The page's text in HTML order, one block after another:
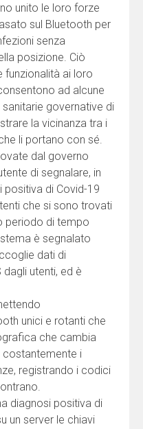
unito le loro forze
sul Bluetooth per
senza
posizione. Ciò
funzionalità ai loro
ad alcune
governative di
la vicinanza tra i
li portano con sé.
dal governo
di segnalare, in
positiva di Covid-19
che si sono trovati
periodo di tempo
è segnalato
dati di
dagli utenti, ed è
unici e rotanti che
che cambia
costantemente i
registrando i codici
diagnosi positiva di
un server le chiavi